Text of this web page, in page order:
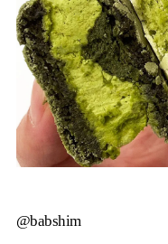
@babshim